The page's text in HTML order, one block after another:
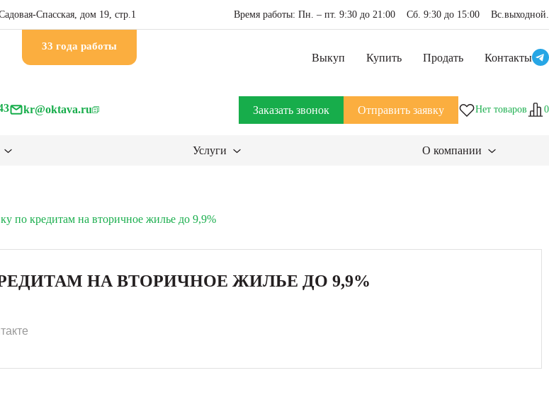
Спасская, дом 19, стр.1 Время работы: Пн. – пт. 9:30 до 21:00 Сб. 9:30 до 15:00 Вс.выходной.
33 годa работы
Выкуп Купить Продать Контакты
kr@oktava.ru Заказать звонок Отправить заявку Нет товаров 0
Услуги О компании
по кредитам на вторичное жилье до 9,9%
НА ВТОРИЧНОЕ ЖИЛЬЕ ДО 9,9%